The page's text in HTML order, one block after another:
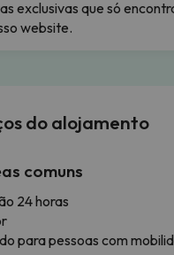
exclusivas que só
website.
do alojamento
comuns
24 horas
para pessoas com